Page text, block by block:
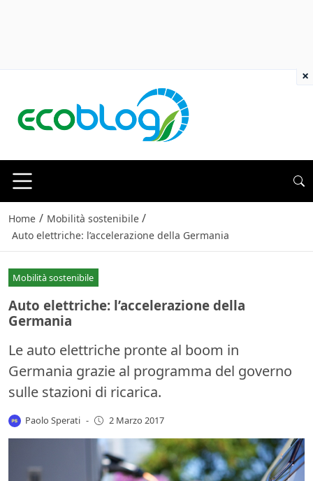
Home / Mobilità sostenibile /
Auto elettriche: l’accelerazione della Germania
Mobilità sostenibile
Auto elettriche: l’accelerazione della
Germania
Le auto elettriche pronte al boom in
Germania grazie al programma del governo
sulle stazioni di ricarica.
Paolo Sperati - 2 Marzo 2017
×